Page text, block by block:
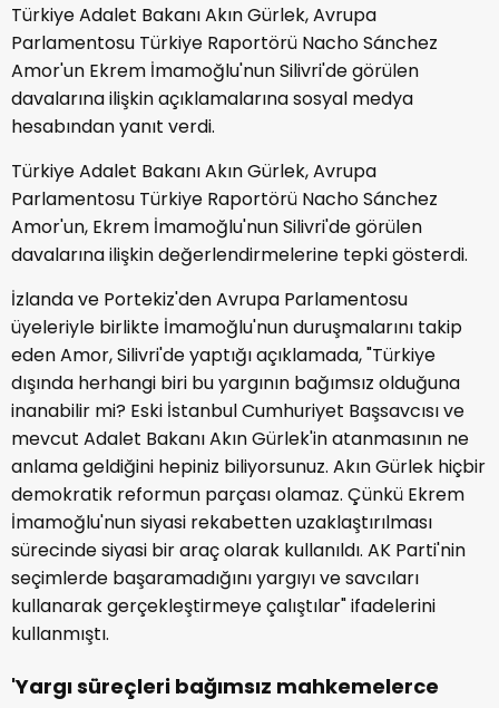
Türkiye Adalet Bakanı Akın Gürlek, Avrupa
Parlamentosu Türkiye Raportörü Nacho Sánchez
Amor'un Ekrem İmamoğlu'nun Silivri'de görülen
davalarına ilişkin açıklamalarına sosyal medya
hesabından yanıt verdi.
Türkiye Adalet Bakanı Akın Gürlek, Avrupa
Parlamentosu Türkiye Raportörü Nacho Sánchez
Amor'un, Ekrem İmamoğlu'nun Silivri'de görülen
davalarına ilişkin değerlendirmelerine tepki gösterdi.
İzlanda ve Portekiz'den Avrupa Parlamentosu
üyeleriyle birlikte İmamoğlu'nun duruşmalarını takip
eden Amor, Silivri'de yaptığı açıklamada, "Türkiye
dışında herhangi biri bu yargının bağımsız olduğuna
inanabilir mi? Eski İstanbul Cumhuriyet Başsavcısı ve
mevcut Adalet Bakanı Akın Gürlek'in atanmasının ne
anlama geldiğini hepiniz biliyorsunuz. Akın Gürlek hiçbir
demokratik reformun parçası olamaz. Çünkü Ekrem
İmamoğlu'nun siyasi rekabetten uzaklaştırılması
sürecinde siyasi bir araç olarak kullanıldı. AK Parti'nin
seçimlerde başaramadığını yargıyı ve savcıları
kullanarak gerçekleştirmeye çalıştılar" ifadelerini
kullanmıştı.
'Yargı süreçleri bağımsız mahkemelerce